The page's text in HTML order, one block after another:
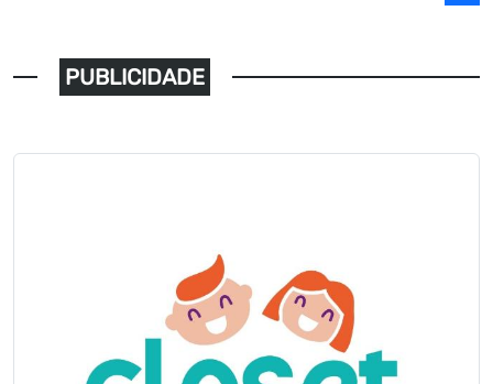
PUBLICIDADE